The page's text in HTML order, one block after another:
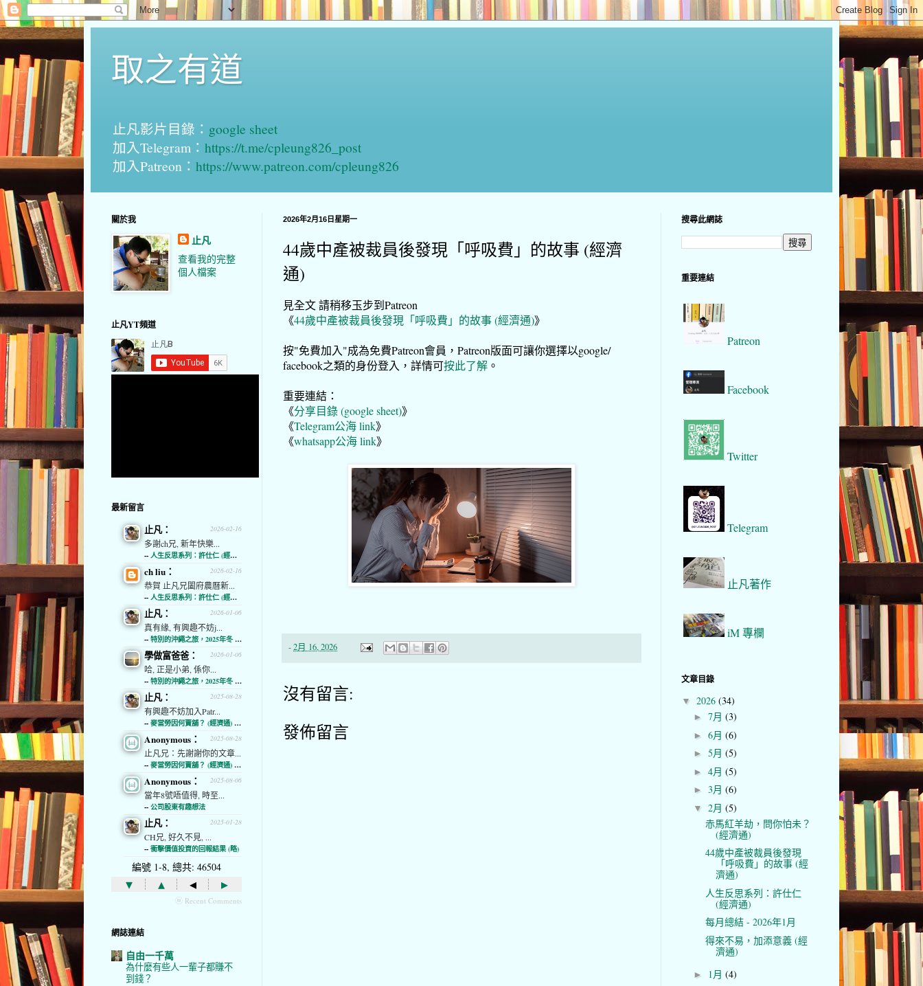
取之有道
止凡影片目錄： google sheet
加入Telegram： https://t.me/cpleung826_post
加入Patreon： https://www.patreon.com/cpleung826
2026年2月16日星期一
44歲中產被裁員後發現「呼吸費」的故事 (經濟
通)
見全文 請稍移玉步到Patreon
《44歲中產被裁員後發現「呼吸費」的故事 (經濟通)》
按"免費加入"成為免費Patreon會員，Patreon版面可讓你選擇以google/
facebook之類的身份登入，詳情可按此了解 。
重要連結：
《分享目錄 (google sheet)》
《Telegram公海 link》
《whatsapp公海 link》
-2月 16, 2026
沒有留言:
發佈留言
關於我
止凡
查看我的完整
個人檔案
止凡YT頻道
最新留言
2026-02-16
止凡：
多謝ch兄, 新年快樂...
-- 人生反思系列：許仕仁 (經濟通)
2026-02-16
ch liu：
恭賀 止凡兄闔府農曆新...
-- 人生反思系列：許仕仁 (經濟通)
2026-01-06
止凡：
真有緣, 有興趣不妨j...
-- 特別的沖繩之旅，2025年冬 (經濟通)
2026-01-06
學做富爸爸：
哈, 正是小弟, 係你...
-- 特別的沖繩之旅，2025年冬 (經濟通)
2025-08-28
止凡：
有興趣不妨加入Patr...
-- 麥當勞因何賣舖？ (經濟通) (略)
2025-08-28
Anonymous：
止凡兄：先謝謝你的文章...
-- 麥當勞因何賣舖？ (經濟通) (略)
2025-08-06
Anonymous：
當年8號唔值得, 時至...
-- 公司股東有趣想法
2025-01-28
止凡：
CH兄, 好久不見, ...
-- 衝擊價值投資的回報結果 (略)
編號 1-8, 總共: 46504
▾ ▴ ◂ ▸
ⓦ Recent Comments
網誌連結
自由一千萬
為什麼有些人一輩子都賺不
到錢？
搜尋此網誌
重要連結
Patreon
Facebook
Twitter
Telegram
止凡著作
iM 專欄
文章目錄
▼ 2026 (34)
► 7月 (3)
► 6月 (6)
► 5月 (5)
► 4月 (5)
► 3月 (6)
▼ 2月 (5)
赤馬紅羊劫，問你怕未？
(經濟通)
44歲中產被裁員後發現
「呼吸費」的故事 (經
濟通)
人生反思系列：許仕仁
(經濟通)
每月總結 - 2026年1月
得來不易，加添意義 (經
濟通)
► 1月 (4)